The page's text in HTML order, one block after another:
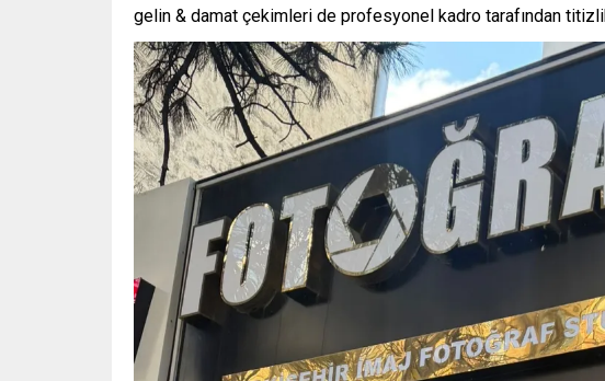
gelin & damat çekimleri de profesyonel kadro tarafından